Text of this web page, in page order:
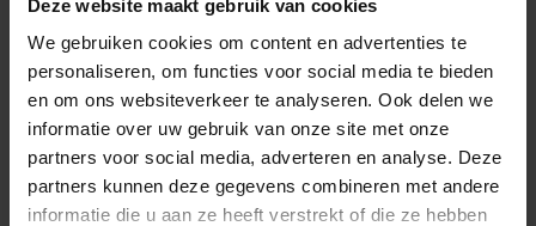
Deze website maakt gebruik van cookies
We gebruiken cookies om content en advertenties te
personaliseren, om functies voor social media te bieden
en om ons websiteverkeer te analyseren. Ook delen we
informatie over uw gebruik van onze site met onze
partners voor social media, adverteren en analyse. Deze
partners kunnen deze gegevens combineren met andere
informatie die u aan ze heeft verstrekt of die ze hebben
Product specificaties
Artikelnummer 51742
SKU 608055